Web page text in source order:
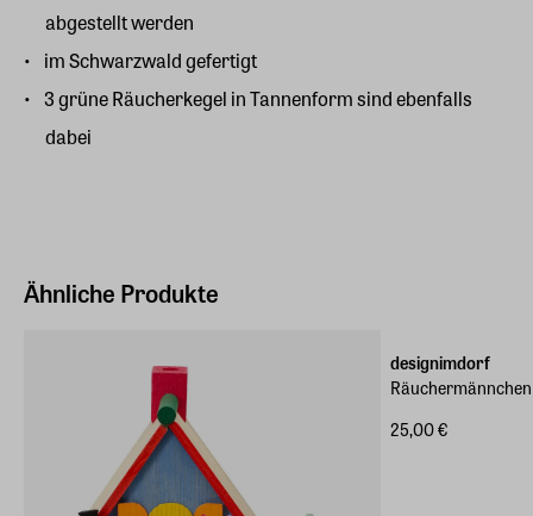
abgestellt werden
im Schwarzwald gefertigt
3 grüne Räucherkegel in Tannenform sind ebenfalls
dabei
Ähnliche Produkte
designimdorf
25,00 €